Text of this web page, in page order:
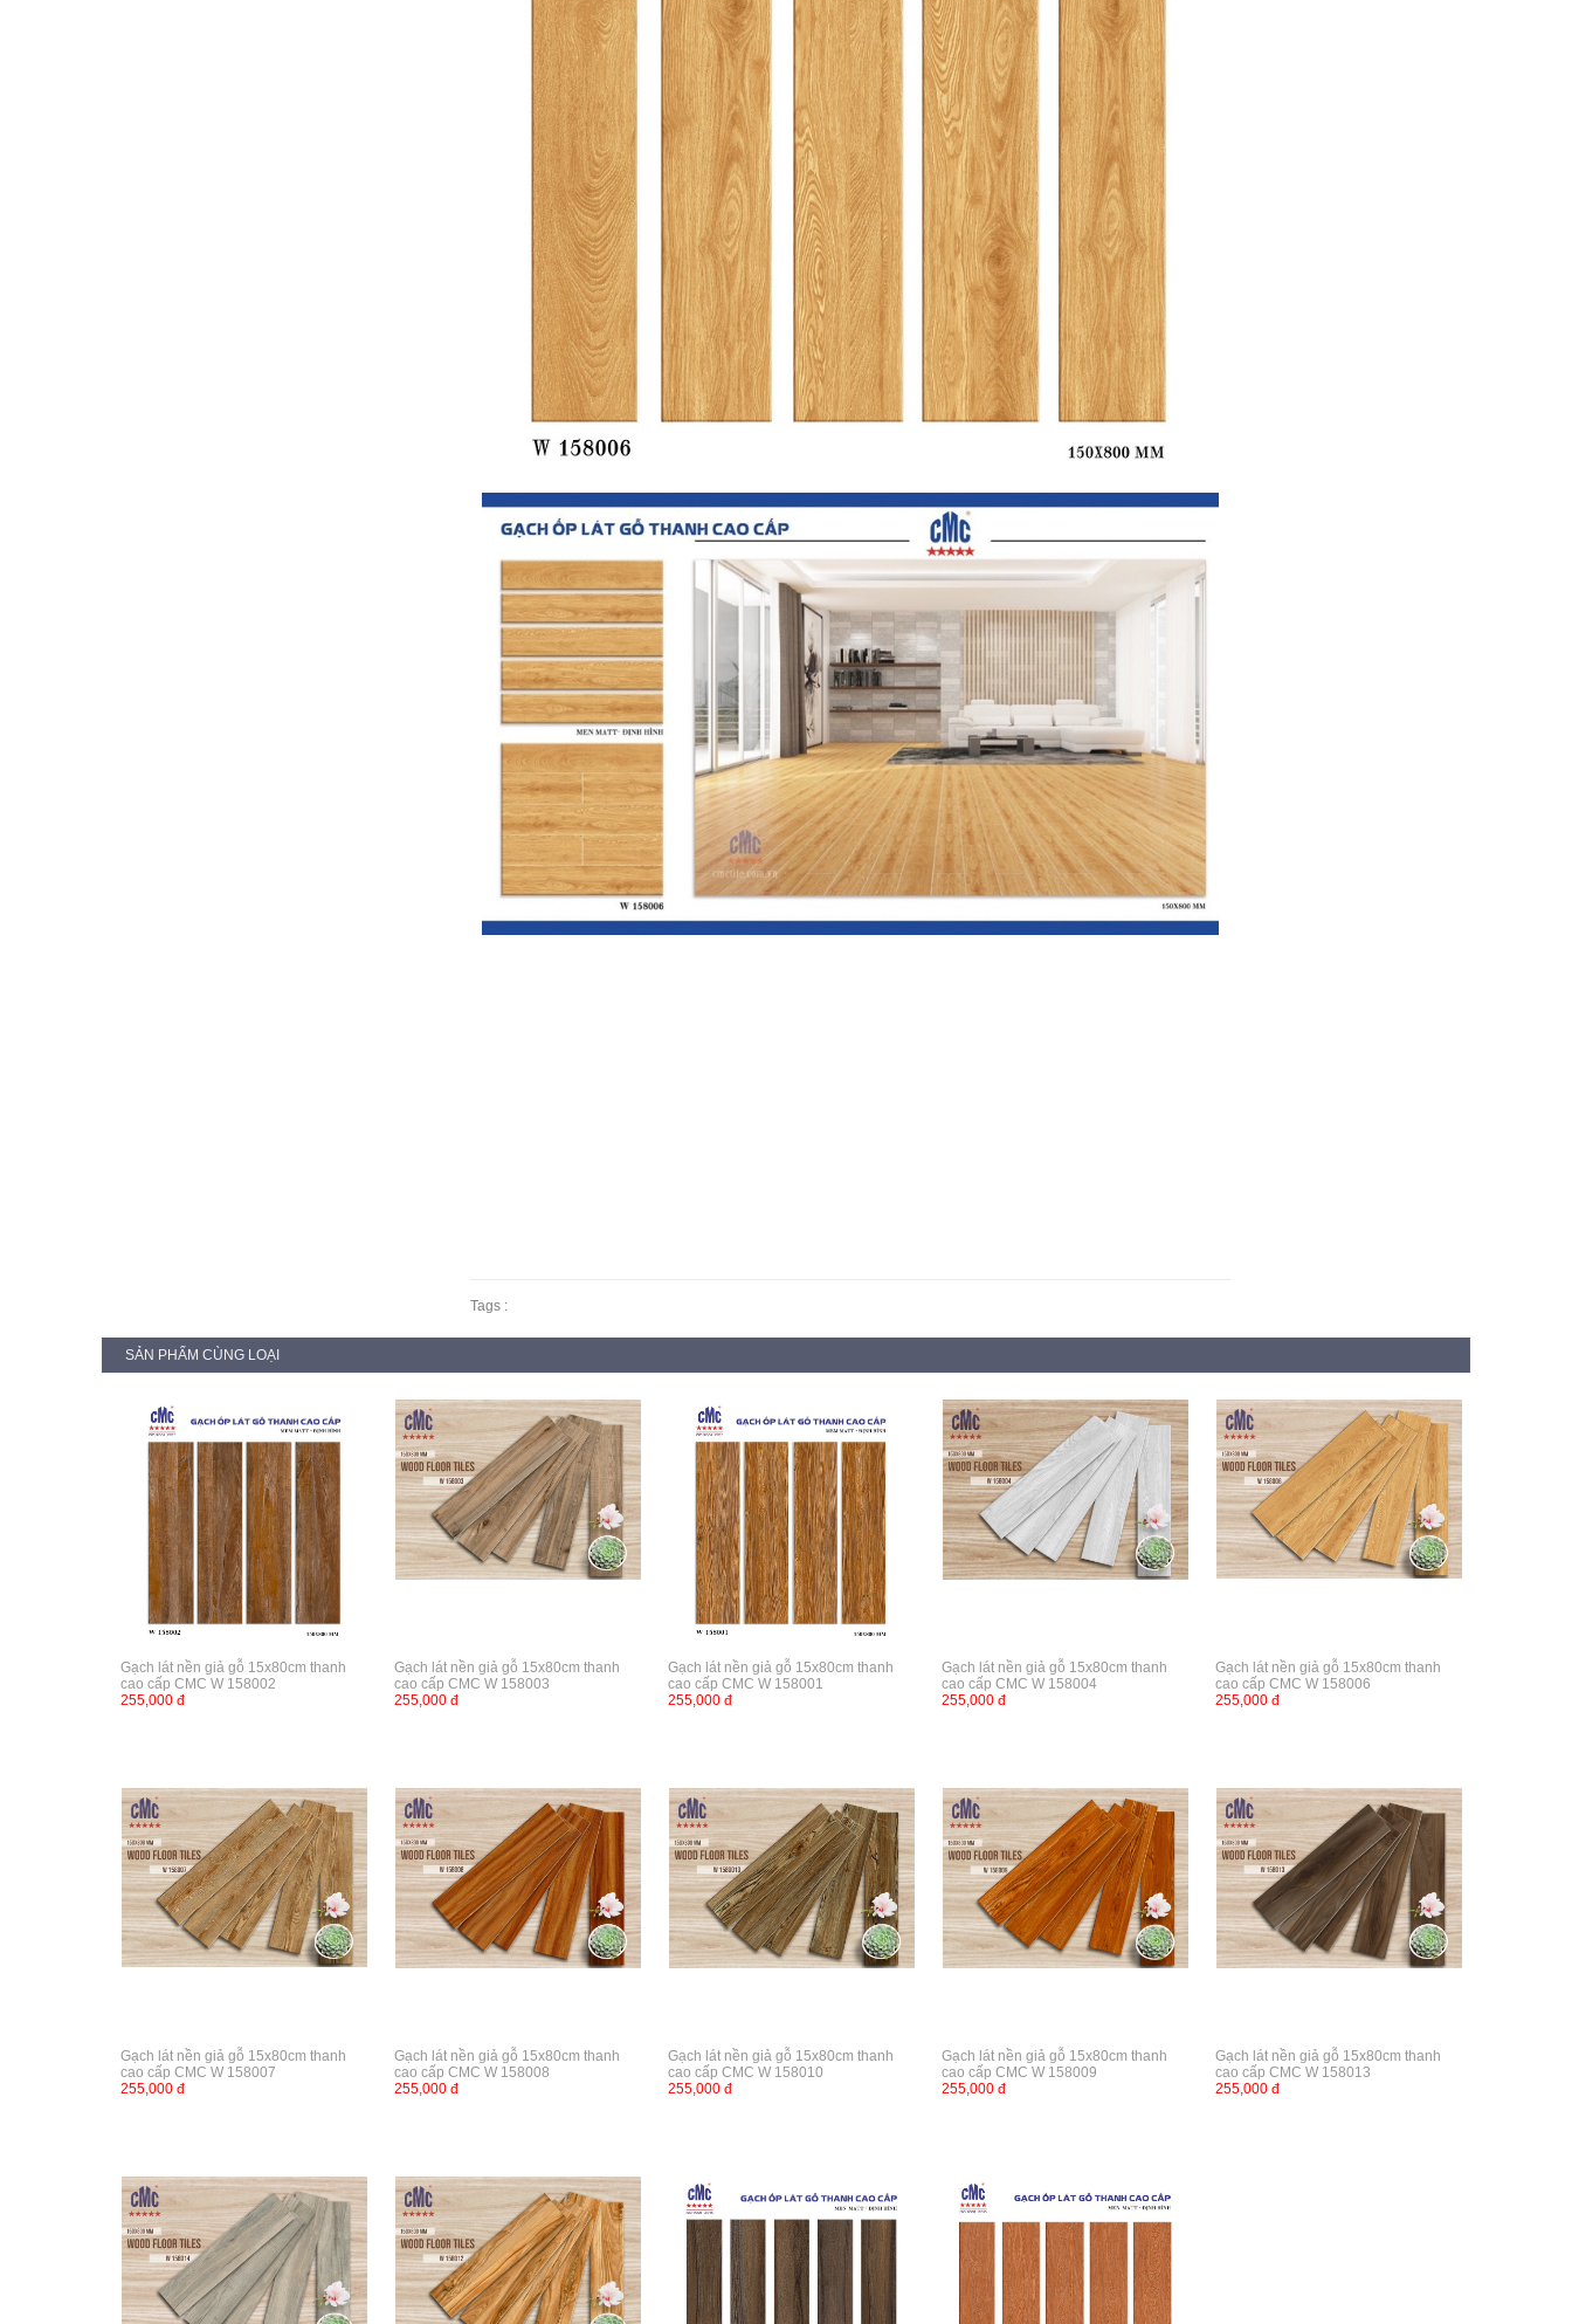
Tags :
SẢN PHẨM CÙNG LOẠI
Gạch lát nền giả gỗ 15x80cm thanh
cao cấp CMC W 158002
255,000 đ
Gạch lát nền giả gỗ 15x80cm thanh
cao cấp CMC W 158003
255,000 đ
Gạch lát nền giả gỗ 15x80cm thanh
cao cấp CMC W 158001
255,000 đ
Gạch lát nền giả gỗ 15x80cm thanh
cao cấp CMC W 158004
255,000 đ
Gạch lát nền giả gỗ 15x80cm thanh
cao cấp CMC W 158006
255,000 đ
Gạch lát nền giả gỗ 15x80cm thanh
cao cấp CMC W 158007
255,000 đ
Gạch lát nền giả gỗ 15x80cm thanh
cao cấp CMC W 158008
255,000 đ
Gạch lát nền giả gỗ 15x80cm thanh
cao cấp CMC W 158010
255,000 đ
Gạch lát nền giả gỗ 15x80cm thanh
cao cấp CMC W 158009
255,000 đ
Gạch lát nền giả gỗ 15x80cm thanh
cao cấp CMC W 158013
255,000 đ